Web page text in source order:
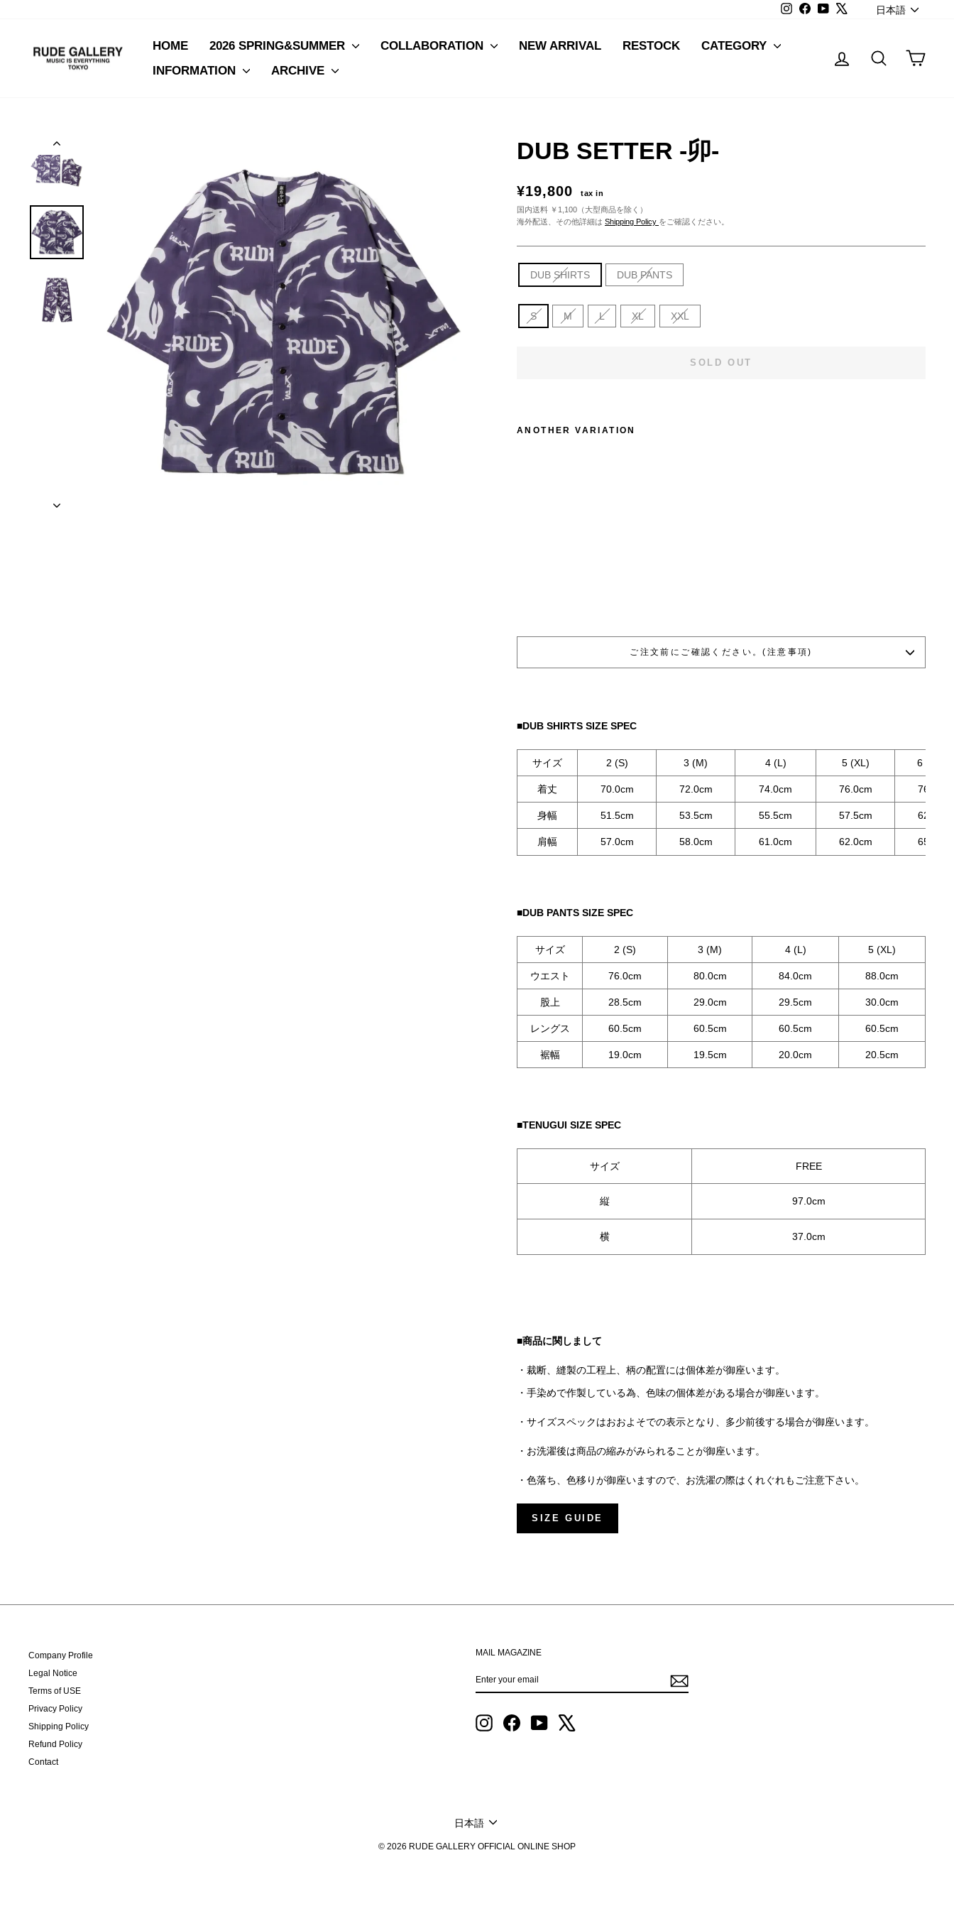
InstagramFacebook
YouTube 日本語
HOME 2026 SPRING&SUMMER COLLABORATION NEW ARRIVAL RESTOCK
CATEGORY
INFORMATION
ARCHIVE
Log in SearchCart
DUB SETTER -卯-
¥19,800
tax in
国内送料 ￥1,100（大型商品を除く）
海外配送、その他詳細は Shipping Policy をご確認ください。
イ
DUB SHIRTS DUB PANTS
ズ
S M L XL XXL
SOLD OUT
ANOTHER VARIATION
ご注文前にご確認ください。(注意事項)
■DUB SHIRTS SIZE SPEC
サイズ 2 (S) 3 (M) 4 (L) 5 (XL) 6 (XXL)
着丈 70.0cm 72.0cm 74.0cm 76.0cm 76.0cm
身幅 51.5cm 53.5cm 55.5cm 57.5cm 62.5cm
肩幅 57.0cm 58.0cm 61.0cm 62.0cm 65.0cm
■DUB PANTS SIZE SPEC
サイズ 2 (S) 3 (M) 4 (L) 5 (XL)
ウエスト 76.0cm 80.0cm 84.0cm 88.0cm
股上 28.5cm 29.0cm 29.5cm 30.0cm
レングス 60.5cm 60.5cm 60.5cm 60.5cm
裾幅 19.0cm 19.5cm 20.0cm 20.5cm
■TENUGUI SIZE SPEC
サイズ FREE
縦 97.0cm
横 37.0cm
■商品に関しまして
・裁断、縫製の工程上、柄の配置には個体差が御座います。
・手染めで作製している為、色味の個体差がある場合が御座います。
・サイズスペックはおおよそでの表示となり、多少前後する場合が御座います。
・お洗濯後は商品の縮みがみられることが御座います。
・色落ち、色移りが御座いますので、お洗濯の際はくれぐれもご注意下さい。
SIZE GUIDE
Company Profile
Legal Notice
Terms of USE
Privacy Policy
Shipping Policy
Refund Policy
Contact
MAIL MAGAZINE
YOUR
EMAIL
InstagramFacebookYouTube
LANGUAGE
日本語
© 2026 RUDE GALLERY OFFICIAL ONLINE SHOP